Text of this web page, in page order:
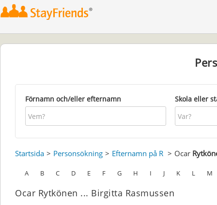
Förnamn och/eller efternamn Skola eller
Startsida Personsökning Efternamn på R Ocar
A B C D E F G H I J K L M
Ocar Rytkönen ... Birgitta Rasmussen